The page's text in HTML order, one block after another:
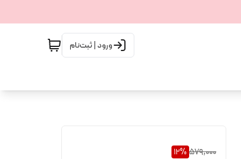
ورود | ثبت‌نام
579,000
12%